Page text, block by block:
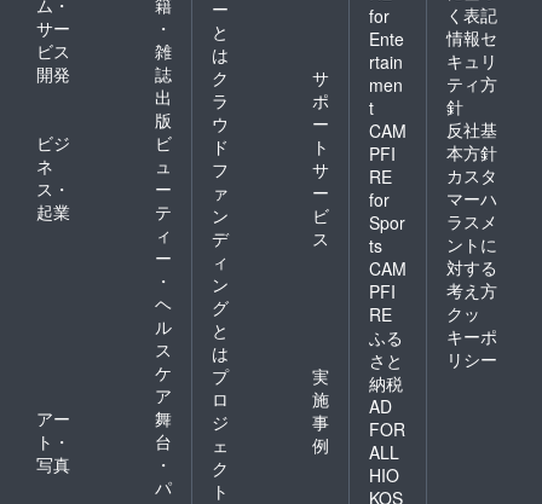
ム・
サー
ビス
開発
籍
・
雑
誌
出
版
ビジ
ネ
ス・
起業
ビ
ュ
ー
テ
ィ
ー
・
ヘ
ル
ス
ケ
ア
アー
ト・
写真
舞
台
・
パ
ー
と
は
ク
ラ
ウ
ド
フ
ァ
ン
デ
ィ
ン
グ
と
は
サ
ポ
ー
ト
サ
ー
ビ
ス
プ
ロ
ジ
ェ
ク
ト
実
施
事
例
for
Ente
rtain
men
t
CAM
PFI
RE
for
Spor
ts
CAM
PFI
RE
ふる
さと
納税
AD
FOR
ALL
HIO
KOS
く表記
情報セ
キュリ
ティ方
針
反社基
本方針
カスタ
マーハ
ラスメ
ントに
対する
考え方
クッ
キーポ
リシー